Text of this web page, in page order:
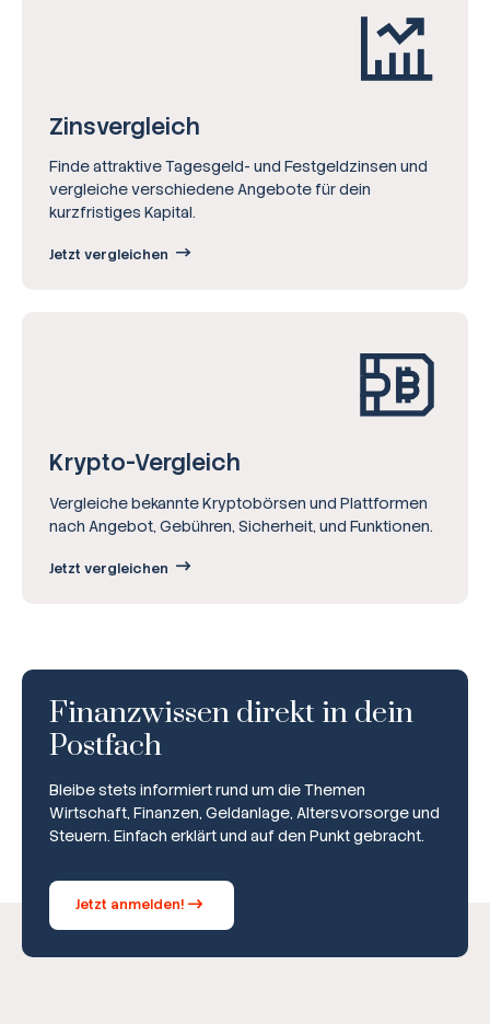
Zinsvergleich
Finde attraktive Tagesgeld- und Festgeldzinsen und
vergleiche verschiedene Angebote für dein
kurzfristiges Kapital.
Jetzt vergleichen
Krypto-Vergleich
Vergleiche bekannte Kryptobörsen und Plattformen
nach Angebot, Gebühren, Sicherheit, und Funktionen.
Jetzt vergleichen
Finanzwissen direkt in dein
Postfach
Bleibe stets informiert rund um die Themen
Wirtschaft, Finanzen, Geldanlage, Altersvorsorge und
Steuern. Einfach erklärt und auf den Punkt gebracht.
Jetzt anmelden!